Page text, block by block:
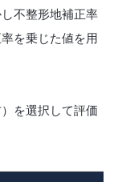
不整形地補正率
を乗じた値を用
を選択して評価